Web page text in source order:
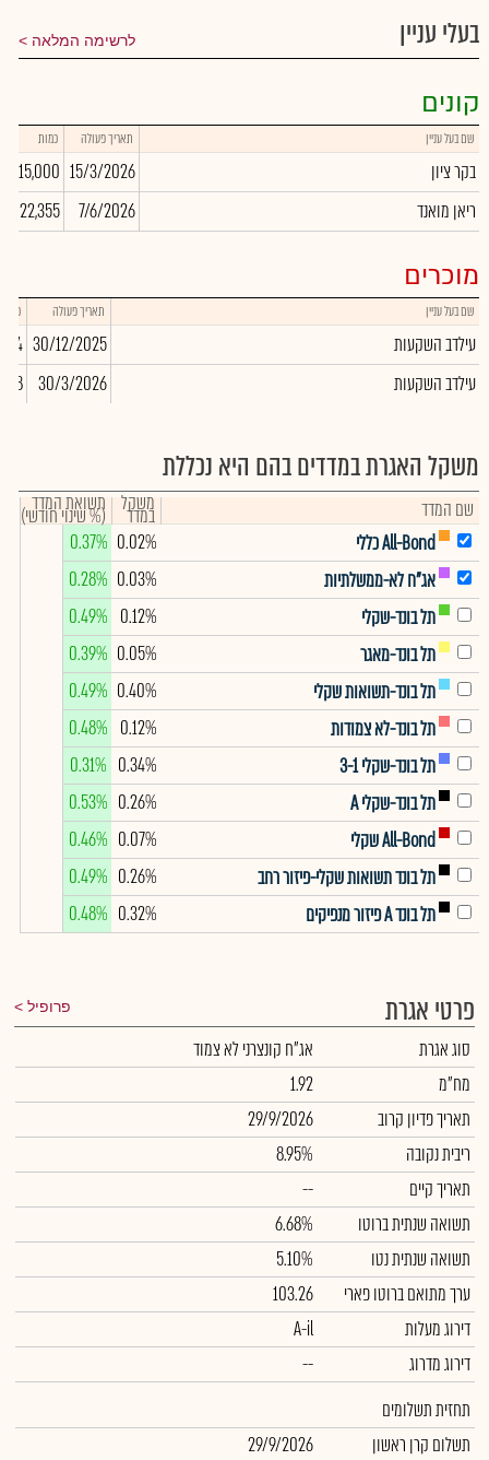
בעלי עניין לרשימה המלאה
קונים
שם בעל עניין תאריך פעולה כמות
בקר ציון 15/3/2026
15,000
ריאן מואנד
7/6/2026
22,355
מוכרים
שם בעל עניין תאריך פעולה כמות
עילדב השקעות 30/12/2025
עילדב השקעות
30/3/2026
משקל האגרת במדדים בהם היא נכללת
שם המדד משקל
במדד תשואת המדד
(% שינוי חודשי)
All-Bond כללי
0.02%
0.37%
אג"ח לא-ממשלתיות
0.03%
0.28%
תל בונד-שקלי
0.12%
0.49%
תל בונד-מאגר
0.05%
0.39%
תל בונד-תשואות שקלי
0.40%
0.49%
תל בונד-לא צמודות
0.12%
0.48%
תל בונד-שקלי 3-1
0.34%
0.31%
תל בונד-שקלי A
0.26%
0.53%
All-Bond שקלי
0.07%
0.46%
תל בונד תשואות שקלי-פיזור רחב
0.26%
0.49%
תל בונד A פיזור מנפיקים
0.32%
0.48%
פרטי אגרת פרופיל
סוג אגרת
אג"ח קונצרני לא צמוד
מח"מ
1.92
תאריך פדיון קרוב
29/9/2026
ריבית נקובה
8.95%
תאריך קיים
--
תשואה שנתית ברוטו
6.68%
תשואה שנתית נטו
5.10%
ערך מתואם ברוטו פארי
103.26
דירוג מעלות
A-il
דירוג מדרוג
--
תחזית תשלומים
תשלום קרן ראשון
29/9/2026